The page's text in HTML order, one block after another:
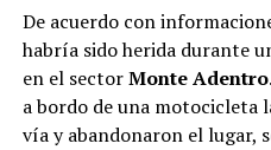
De acuerdo con
habría sido herida durante
en el sectorMonte Adentro
a bordo de una motocicleta
vía y abandonaron el lugar,